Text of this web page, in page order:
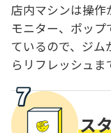
店内マシンは操作
モニター、ポッ
ているので、ジ
らリフレッシュま
ス